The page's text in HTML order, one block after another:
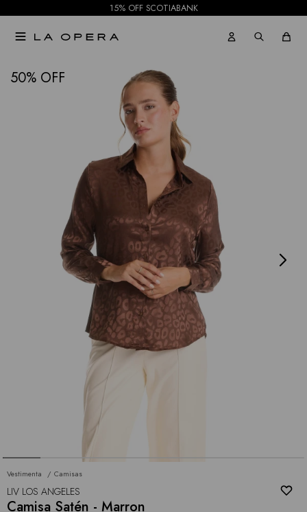
15% OFF SCOTIABANK

50
Vestimenta Camisas
LIV LOS ANGELES
Camisa Satén - Marron
NOTIFICARME